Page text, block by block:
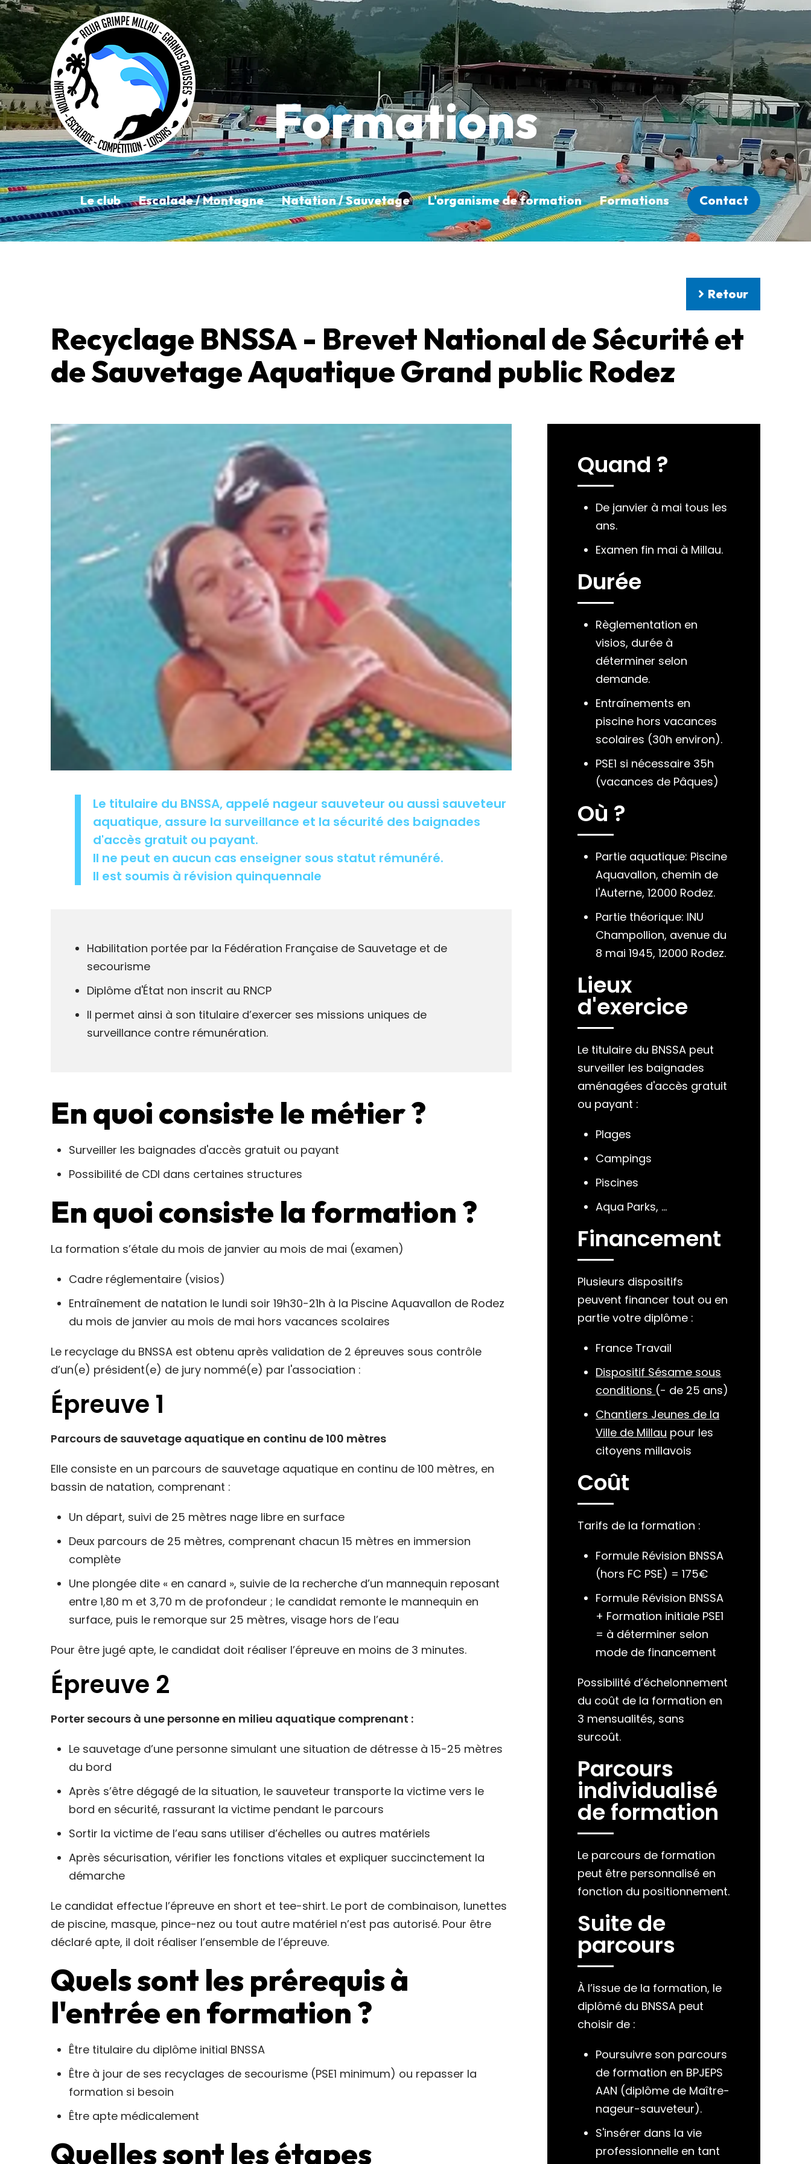
Le club Escalade / Montagne Natation / Sauvetage L'organisme de formation Formations Contact
Formations
Retour
Recyclage BNSSA - Brevet National de Sécurité et
de Sauvetage Aquatique Grand public Rodez
Le titulaire du BNSSA, appelé nageur sauveteur ou aussi sauveteur
aquatique, assure la surveillance et la sécurité des baignades
d'accès gratuit ou payant.
Il ne peut en aucun cas enseigner sous statut rémunéré.
Il est soumis à révision quinquennale
Habilitation portée par la Fédération Française de Sauvetage et de
secourisme
Diplôme d'État non inscrit au RNCP
Il permet ainsi à son titulaire d’exercer ses missions uniques de
surveillance contre rémunération.
En quoi consiste le métier ?
Surveiller les baignades d'accès gratuit ou payant
Possibilité de CDI dans certaines structures
En quoi consiste la formation ?
La formation s’étale du mois de janvier au mois de mai (examen)
Cadre réglementaire (visios)
Entraînement de natation le lundi soir 19h30-21h à la Piscine Aquavallon de Rodez
du mois de janvier au mois de mai hors vacances scolaires
Le recyclage du BNSSA est obtenu après validation de 2 épreuves sous contrôle
d’un(e) président(e) de jury nommé(e) par l'association :
Épreuve 1
Parcours de sauvetage aquatique en continu de 100 mètres
Elle consiste en un parcours de sauvetage aquatique en continu de 100 mètres, en
bassin de natation, comprenant :
Un départ, suivi de 25 mètres nage libre en surface
Deux parcours de 25 mètres, comprenant chacun 15 mètres en immersion
complète
Une plongée dite « en canard », suivie de la recherche d’un mannequin reposant
entre 1,80 m et 3,70 m de profondeur ; le candidat remonte le mannequin en
surface, puis le remorque sur 25 mètres, visage hors de l’eau
Pour être jugé apte, le candidat doit réaliser l’épreuve en moins de 3 minutes.
Épreuve 2
Porter secours à une personne en milieu aquatique comprenant :
Le sauvetage d’une personne simulant une situation de détresse à 15-25 mètres
du bord
Après s’être dégagé de la situation, le sauveteur transporte la victime vers le
bord en sécurité, rassurant la victime pendant le parcours
Sortir la victime de l’eau sans utiliser d’échelles ou autres matériels
Après sécurisation, vérifier les fonctions vitales et expliquer succinctement la
démarche
Le candidat effectue l’épreuve en short et tee-shirt. Le port de combinaison, lunettes
de piscine, masque, pince-nez ou tout autre matériel n’est pas autorisé. Pour être
déclaré apte, il doit réaliser l’ensemble de l’épreuve.
Quels sont les prérequis à
l'entrée en formation ?
Être titulaire du diplôme initial BNSSA
Être à jour de ses recyclages de secourisme (PSE1 minimum) ou repasser la
formation si besoin
Être apte médicalement
Quelles sont les étapes
Quand ?
De janvier à mai tous les
ans.
Examen fin mai à Millau.
Durée
Règlementation en
visios, durée à
déterminer selon
demande.
Entraînements en
piscine hors vacances
scolaires (30h environ).
PSE1 si nécessaire 35h
(vacances de Pâques)
Où ?
Partie aquatique: Piscine
Aquavallon, chemin de
l'Auterne, 12000 Rodez.
Partie théorique: INU
Champollion, avenue du
8 mai 1945, 12000 Rodez.
Lieux
d'exercice
Le titulaire du BNSSA peut
surveiller les baignades
aménagées d'accès gratuit
ou payant :
Plages
Campings
Piscines
Aqua Parks, ...
Financement
Plusieurs dispositifs
peuvent financer tout ou en
partie votre diplôme :
France Travail
Dispositif Sésame sous
conditions (- de 25 ans)
Chantiers Jeunes de la
Ville de Millau pour les
citoyens millavois
Coût
Tarifs de la formation :
Formule Révision BNSSA
(hors FC PSE) = 175€
Formule Révision BNSSA
+ Formation initiale PSE1
= à déterminer selon
mode de financement
Possibilité d’échelonnement
du coût de la formation en
3 mensualités, sans
surcoût.
Parcours
individualisé
de formation
Le parcours de formation
peut être personnalisé en
fonction du positionnement.
Suite de
parcours
À l’issue de la formation, le
diplômé du BNSSA peut
choisir de :
Poursuivre son parcours
de formation en BPJEPS
AAN (diplôme de Maître-
nageur-sauveteur).
S'insérer dans la vie
professionnelle en tant